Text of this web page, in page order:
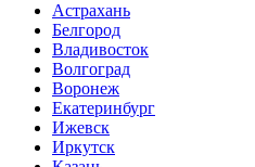
Астрахань
Белгород
Владивосток
Волгоград
Воронеж
Екатеринбург
Ижевск
Иркутск